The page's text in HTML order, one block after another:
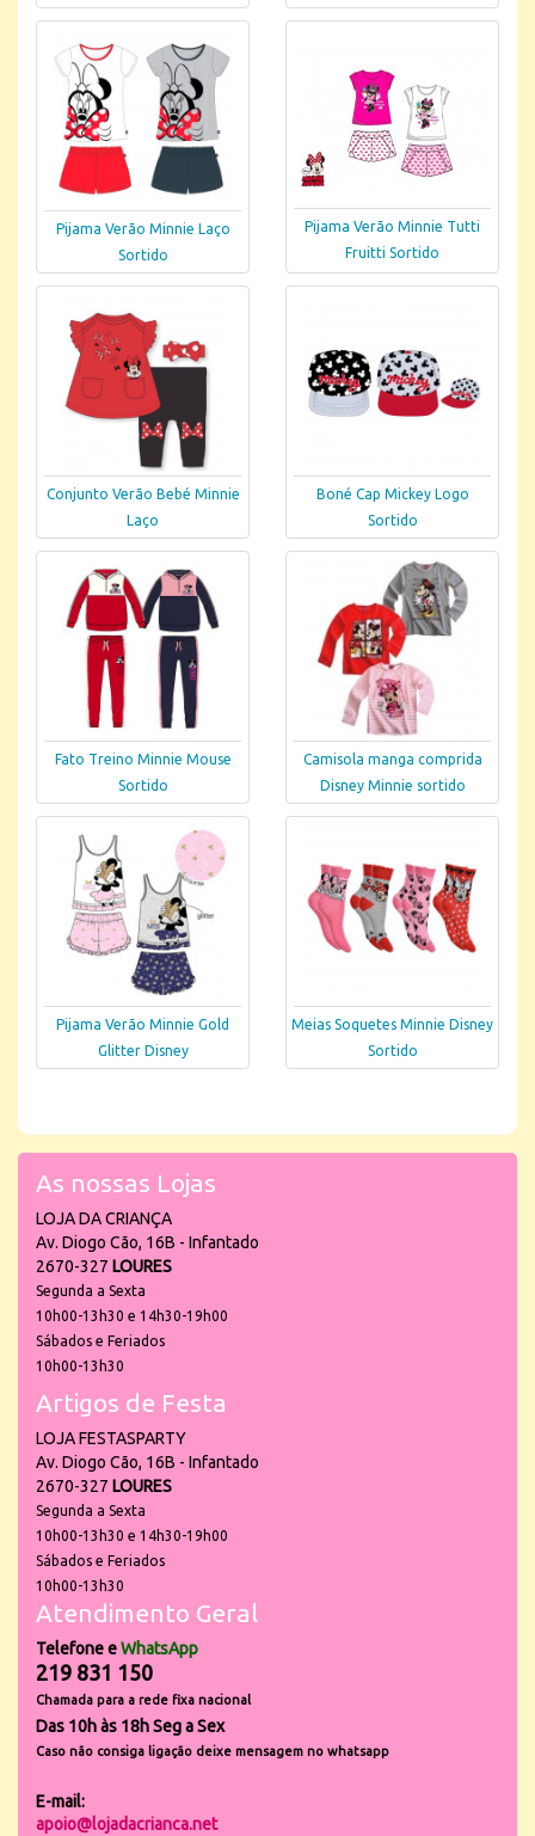
Pijama Verão Minnie Laço
Sortido
Pijama Verão Minnie Tutti
Fruitti Sortido
Conjunto Verão Bebé Minnie
Laço
Boné Cap Mickey Logo
Sortido
Fato Treino Minnie Mouse
Sortido
Camisola manga comprida
Disney Minnie sortido
Pijama Verão Minnie Gold
Glitter Disney
Meias Soquetes Minnie Disney
Sortido
As nossas Lojas
LOJA DA CRIANÇA
Av. Diogo Cão, 16B - Infantado
2670-327 LOURES
Segunda a Sexta
10h00-13h30 e 14h30-19h00
Sábados e Feriados
10h00-13h30
Artigos de Festa
LOJA FESTASPARTY
Av. Diogo Cão, 16B - Infantado
2670-327 LOURES
Segunda a Sexta
10h00-13h30 e 14h30-19h00
Sábados e Feriados
10h00-13h30
Atendimento Geral
Telefone eWhatsApp
219 831 150
Chamada para a rede fixa nacional
Das 10h às 18h Seg a Sex
Caso não consiga ligação deixe mensagem no whatsapp
E-mail:
apoio@lojadacrianca.net